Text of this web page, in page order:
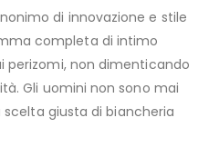
di innovazione e stile
completa di intimo
perizomi, non dimenticando
Gli uomini non sono mai
giusta di biancheria